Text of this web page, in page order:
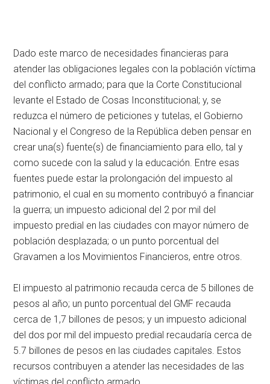
Dado este marco de necesidades financieras para
atender las obligaciones legales con la población víctima
del conflicto armado; para que la Corte Constitucional
levante el Estado de Cosas Inconstitucional; y, se
reduzca el número de peticiones y tutelas, el Gobierno
Nacional y el Congreso de la República deben pensar en
crear una(s) fuente(s) de financiamiento para ello, tal y
como sucede con la salud y la educación. Entre esas
fuentes puede estar la prolongación del impuesto al
patrimonio, el cual en su momento contribuyó a financiar
la guerra; un impuesto adicional del 2 por mil del
impuesto predial en las ciudades con mayor número de
población desplazada; o un punto porcentual del
Gravamen a los Movimientos Financieros, entre otros.
El impuesto al patrimonio recauda cerca de 5 billones de
pesos al año; un punto porcentual del GMF recauda
cerca de 1,7 billones de pesos; y un impuesto adicional
del dos por mil del impuesto predial recaudaría cerca de
5.7 billones de pesos en las ciudades capitales. Estos
recursos contribuyen a atender las necesidades de las